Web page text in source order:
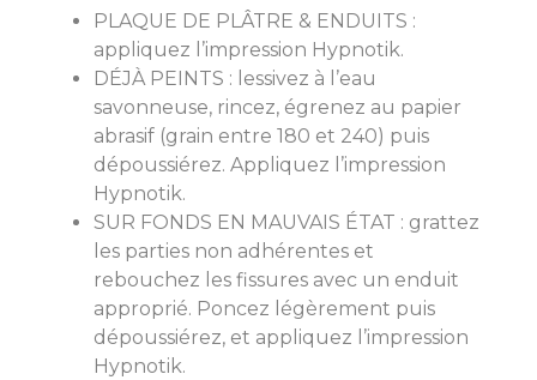
PLAQUE DE PLÂTRE & ENDUITS :
appliquez l’impression Hypnotik.
DÉJÀ PEINTS : lessivez à l’eau
savonneuse, rincez, égrenez au papier
abrasif (grain entre 180 et 240) puis
dépoussiérez. Appliquez l’impression
Hypnotik.
SUR FONDS EN MAUVAIS ÉTAT : grattez
les parties non adhérentes et
rebouchez les fissures avec un enduit
approprié. Poncez légèrement puis
dépoussiérez, et appliquez l’impression
Hypnotik.